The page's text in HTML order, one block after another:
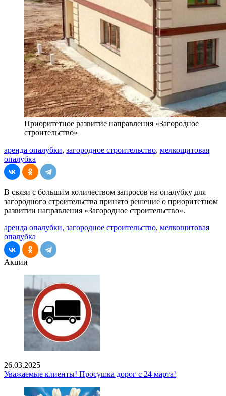
Приоритетное развитие направления «Загородное
строительство»
аренда опалубки, загородное строительство, мелкощитовая
опалубка
В связи с большим количеством запросов на опалубку для
загородного строительства принято решение о приоритетном
развитии направления «Загородное строительство».
аренда опалубки, загородное строительство, мелкощитовая
опалубка
Акции
26.03.2025
Уважаемые клиенты! Просушка дорог с 24 марта!